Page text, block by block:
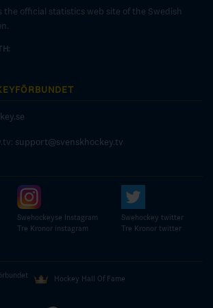
the official statistics web site of the Swedish
support@svenskhockey.tv
Swehockeyse Instagram
Tre Kronor instagram
Swehockey twitter
Tre Kronor twitter
Hockey Hall Of Fame